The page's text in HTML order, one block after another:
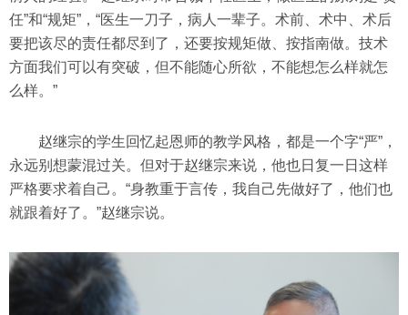
任”和“规矩”，“医生一刀子，病人一辈子。术前、术中、术后
要把该尽的责任都尽到了，还要按规矩做、按指南做。技术
方面我们可以有突破，但不能随心所欲，不能想怎么样就怎
么样。”
赵继宗的学生回忆起恩师的教学风格，都是一个字“严”，
永远别想蒙混过关。但对于赵继宗来说，他也日复一日这样
严格要求着自己。“身教重于言传，我自己先做好了，他们也
就跟着好了。”赵继宗说。